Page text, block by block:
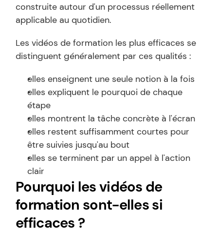
construite autour d'un processus réellement
applicable au quotidien.
Les vidéos de formation les plus efficaces se
distinguent généralement par ces qualités :
elles enseignent une seule notion à la fois
elles expliquent le pourquoi de chaque
étape
elles montrent la tâche concrète à l'écran
elles restent suffisamment courtes pour
être suivies jusqu'au bout
elles se terminent par un appel à l'action
clair
Pourquoi les vidéos de
formation sont-elles si
efficaces ?